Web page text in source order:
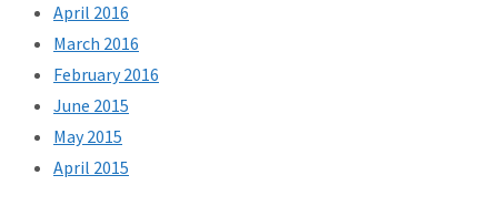
April 2016
March 2016
February 2016
June 2015
May 2015
April 2015